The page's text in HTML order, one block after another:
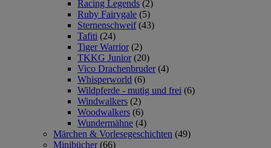
Racing Legends (2)
Ruby Fairygale (5)
Sternenschweif (43)
Tafiti (24)
Tiger Warrior (2)
TKKG Junior (20)
Vico Drachenbruder (4)
Whisperworld (6)
Wildpferde - mutig und frei (6)
Windwalkers (2)
Woodwalkers (6)
Wundermähne (4)
Märchen & Vorlesegeschichten (49)
Minibücher (66)